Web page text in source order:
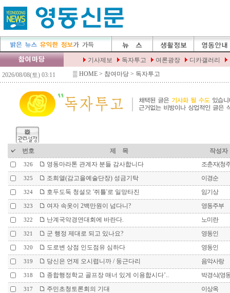
▒ HOME > 참여마당 > 독자투고
번호 제 목 작성자
326 영동마라톤 관계자 분들 감사합니다 조춘자(청
325 조희열(감고을예술단장) 성금기탁 이경순
324 호두도둑 청설모 '쥐틀'로 일망타진 임기상
323 여자 속옷이 2백만원이 넘다니? 영동주부
322 난계국악경연대회에 바란다. 노미란
321 군 행정 제대로 되고 있나요? 영동인
320 도로변 상점 인도점유 심하다 영동인
319 당신은 언제 오시렵니까 / 둥근다리 음악사랑
318 종합행정학교 골프장 매너 있게 이용합시다’.. 박경식(영
317 주민초청토론회의 기대 이상옥